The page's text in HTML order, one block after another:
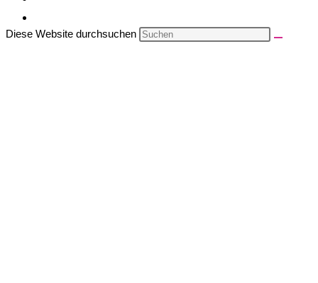
Diese Website durchsuchen